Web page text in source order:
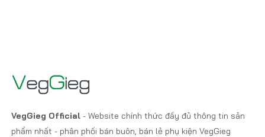
VegGieg Official - Website chính thức đầy đủ thông tin sản
phẩm nhất - phân phối bán buôn, bán lẻ phụ kiện VegGieg